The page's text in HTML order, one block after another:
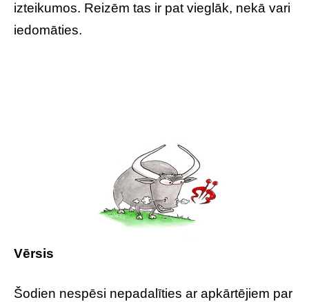
izteikumos. Reizēm tas ir pat vieglāk, nekā vari
iedomāties.
Vērsis
Šodien nespēsi nepadalīties ar apkārtējiem par